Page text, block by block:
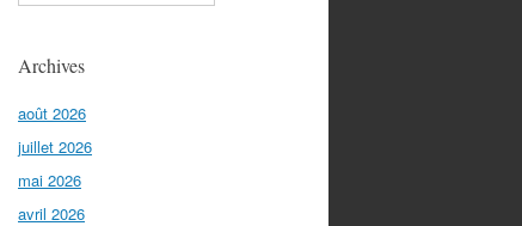
Archives
août 2026
juillet 2026
mai 2026
avril 2026